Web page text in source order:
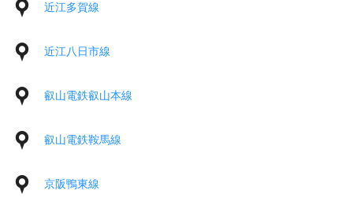
近江多賀線
近江八日市線
叡山電鉄叡山本線
叡山電鉄鞍馬線
京阪鴨東線